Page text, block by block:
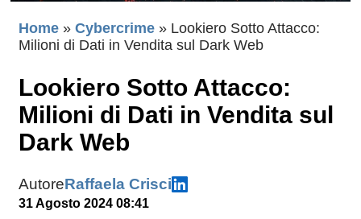
Home » Cybercrime » Lookiero Sotto Attacco:
Milioni di Dati in Vendita sul Dark Web
Lookiero Sotto Attacco:
Milioni di Dati in Vendita sul
Dark Web
AutoreRaffaela Crisci
31 Agosto 2024 08:41